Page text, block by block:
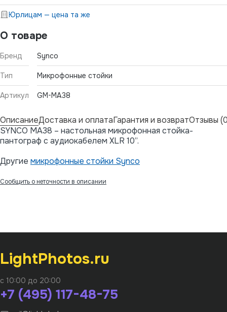
О товаре
Бренд Synco
Тип Микрофонные стойки
Артикул GM-MA38
Юрлицам — цена та же
ОписаниеДоставка и оплатаГарантия и возвратОтзывы
SYNCO MA38 – настольная микрофонная стойка-
пантограф с аудиокабелем XLR 10”.
Другие микрофонные стойки Synco
Сообщить о неточности в описании
LightPhotos.ru
с 10:00 до 20:00
+7 (495) 117-48-75